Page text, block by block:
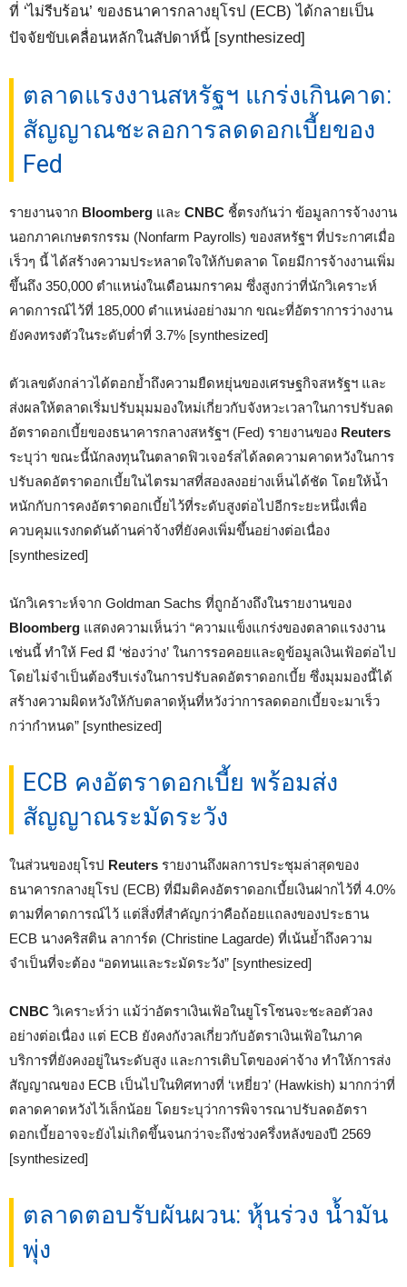
ที่ ‘ไม่รีบร้อน’ ของธนาคารกลางยุโรป (ECB) ได้กลายเป็น
ปัจจัยขับเคลื่อนหลักในสัปดาห์นี้ [synthesized]
ตลาดแรงงานสหรัฐฯ แกร่งเกินคาด:
สัญญาณชะลอการลดดอกเบี้ยของ
Fed
รายงานจาก Bloomberg และ CNBC ชี้ตรงกันว่า ข้อมูลการจ้างงาน
นอกภาคเกษตรกรรม (Nonfarm Payrolls) ของสหรัฐฯ ที่ประกาศเมื่อ
เร็วๆ นี้ ได้สร้างความประหลาดใจให้กับตลาด โดยมีการจ้างงานเพิ่ม
ขึ้นถึง 350,000 ตำแหน่งในเดือนมกราคม ซึ่งสูงกว่าที่นักวิเคราะห์
คาดการณ์ไว้ที่ 185,000 ตำแหน่งอย่างมาก ขณะที่อัตราการว่างงาน
ยังคงทรงตัวในระดับต่ำที่ 3.7% [synthesized]
ตัวเลขดังกล่าวได้ตอกย้ำถึงความยืดหยุ่นของเศรษฐกิจสหรัฐฯ และ
ส่งผลให้ตลาดเริ่มปรับมุมมองใหม่เกี่ยวกับจังหวะเวลาในการปรับลด
อัตราดอกเบี้ยของธนาคารกลางสหรัฐฯ (Fed) รายงานของ Reuters
ระบุว่า ขณะนี้นักลงทุนในตลาดฟิวเจอร์สได้ลดความคาดหวังในการ
ปรับลดอัตราดอกเบี้ยในไตรมาสที่สองลงอย่างเห็นได้ชัด โดยให้น้ำ
หนักกับการคงอัตราดอกเบี้ยไว้ที่ระดับสูงต่อไปอีกระยะหนึ่งเพื่อ
ควบคุมแรงกดดันด้านค่าจ้างที่ยังคงเพิ่มขึ้นอย่างต่อเนื่อง
[synthesized]
นักวิเคราะห์จาก Goldman Sachs ที่ถูกอ้างถึงในรายงานของ
Bloomberg แสดงความเห็นว่า “ความแข็งแกร่งของตลาดแรงงาน
เช่นนี้ ทำให้ Fed มี ‘ช่องว่าง’ ในการรอคอยและดูข้อมูลเงินเฟ้อต่อไป
โดยไม่จำเป็นต้องรีบเร่งในการปรับลดอัตราดอกเบี้ย ซึ่งมุมมองนี้ได้
สร้างความผิดหวังให้กับตลาดหุ้นที่หวังว่าการลดดอกเบี้ยจะมาเร็ว
กว่ากำหนด” [synthesized]
ECB คงอัตราดอกเบี้ย พร้อมส่ง
สัญญาณระมัดระวัง
ในส่วนของยุโรป Reuters รายงานถึงผลการประชุมล่าสุดของ
ธนาคารกลางยุโรป (ECB) ที่มีมติคงอัตราดอกเบี้ยเงินฝากไว้ที่ 4.0%
ตามที่คาดการณ์ไว้ แต่สิ่งที่สำคัญกว่าคือถ้อยแถลงของประธาน
ECB นางคริสติน ลาการ์ด (Christine Lagarde) ที่เน้นย้ำถึงความ
จำเป็นที่จะต้อง “อดทนและระมัดระวัง” [synthesized]
CNBC วิเคราะห์ว่า แม้ว่าอัตราเงินเฟ้อในยูโรโซนจะชะลอตัวลง
อย่างต่อเนื่อง แต่ ECB ยังคงกังวลเกี่ยวกับอัตราเงินเฟ้อในภาค
บริการที่ยังคงอยู่ในระดับสูง และการเติบโตของค่าจ้าง ทำให้การส่ง
สัญญาณของ ECB เป็นไปในทิศทางที่ ‘เหยี่ยว’ (Hawkish) มากกว่าที่
ตลาดคาดหวังไว้เล็กน้อย โดยระบุว่าการพิจารณาปรับลดอัตรา
ดอกเบี้ยอาจจะยังไม่เกิดขึ้นจนกว่าจะถึงช่วงครึ่งหลังของปี 2569
[synthesized]
ตลาดตอบรับผันผวน: หุ้นร่วง น้ำมัน
พุ่ง